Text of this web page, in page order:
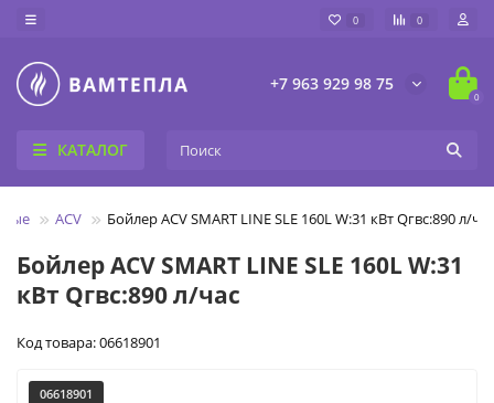
0 0
+7 963 929 98 75
0
КАТАЛОГ
ACV Бойлер ACV SMART LINE SLE 160L W:31 кВт Qгвс:890 л/час
Бойлер ACV SMART LINE SLE 160L W:31
кВт Qгвс:890 л/час
Код товара: 06618901
06618901